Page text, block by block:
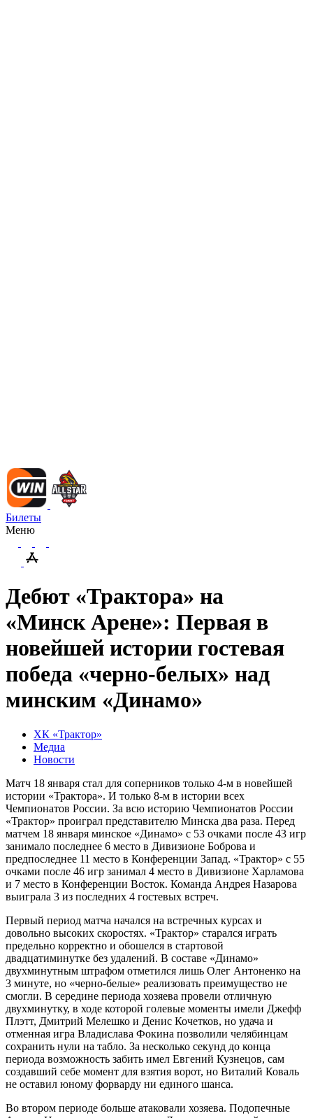
Билеты
Меню
Дебют «Трактора» на
«Минск Арене»: Первая в
новейшей истории гостевая
победа «черно-белых» над
минским «Динамо»
ХК «Трактор»
Медиа
Новости
Матч 18 января стал для соперников только 4-м в новейшей
истории «Трактора». И только 8-м в истории всех
Чемпионатов России. За всю историю Чемпионатов России
«Трактор» проиграл представителю Минска два раза. Перед
матчем 18 января минское «Динамо» с 53 очками после 43 игр
занимало последнее 6 место в Дивизионе Боброва и
предпоследнее 11 место в Конференции Запад. «Трактор» с 55
очками после 46 игр занимал 4 место в Дивизионе Харламова
и 7 место в Конференции Восток. Команда Андрея Назарова
выиграла 3 из последних 4 гостевых встреч.
Первый период матча начался на встречных курсах и
довольно высоких скоростях. «Трактор» старался играть
предельно корректно и обошелся в стартовой
двадцатиминутке без удалений. В составе «Динамо»
двухминутным штрафом отметился лишь Олег Антоненко на
3 минуте, но «черно-белые» реализовать преимущество не
смогли. В середине периода хозяева провели отличную
двухминутку, в ходе которой голевые моменты имели Джефф
Плэтт, Дмитрий Мелешко и Денис Кочетков, но удача и
отменная игра Владислава Фокина позволили челябинцам
сохранить нули на табло. За несколько секунд до конца
периода возможность забить имел Евгений Кузнецов, сам
создавший себе момент для взятия ворот, но Виталий Коваль
не оставил юному форварду ни единого шанса.
Во втором периоде больше атаковали хозяева. Подопечные